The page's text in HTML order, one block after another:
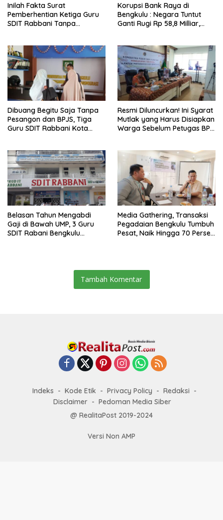
Inilah Fakta Surat
Pemberhentian Ketiga Guru
SDIT Rabbani Tanpa
Korupsi Bank Raya di
Bengkulu : Negara Tuntut
Ganti Rugi Rp 58,8 Milliar,
Dibuang Begitu Saja Tanpa
Pesangon dan BPJS, Tiga
Guru SDIT Rabbani Kota
Resmi Diluncurkan! Ini Syarat
Mutlak yang Harus Disiapkan
Warga Sebelum Petugas BPN
Belasan Tahun Mengabdi
Gaji di Bawah UMP, 3 Guru
SDIT Rabani Bengkulu
Media Gathering, Transaksi
Pegadaian Bengkulu Tumbuh
Pesat, Naik Hingga 70 Persen
Tambah Komentar
Indeks Kode Etik Privacy Policy
Redaksi
Disclaimer
Pedoman Media Siber
@ RealitaPost 2019-2024
Versi Non AMP